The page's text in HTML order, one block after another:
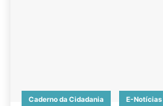
Caderno da Cidadania E-Notícias